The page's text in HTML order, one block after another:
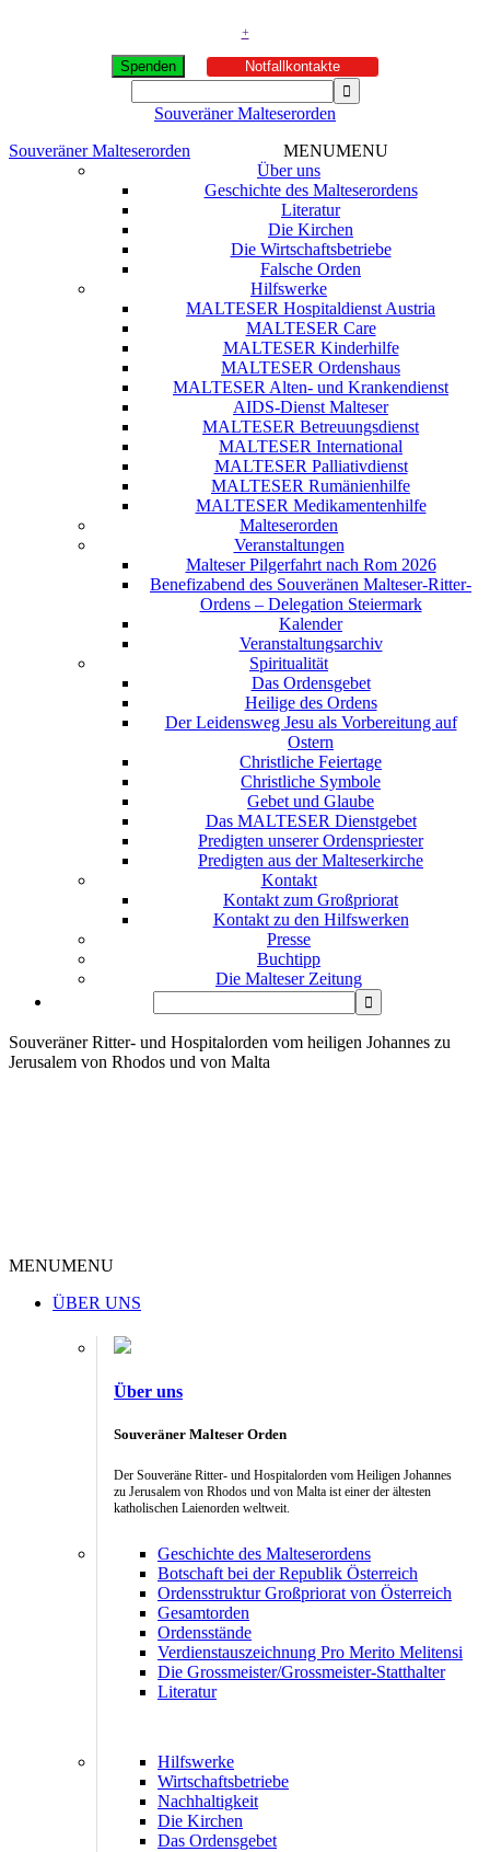
+
Spenden Notfallkontakte
Souveräner Malteserorden
Souveräner Malteserorden
MENUMENU
Über uns
Geschichte des Malteserordens
Literatur
Die Kirchen
Die Wirtschaftsbetriebe
Falsche Orden
Hilfswerke
MALTESER Hospitaldienst Austria
MALTESER Care
MALTESER Kinderhilfe
MALTESER Ordenshaus
MALTESER Alten- und Krankendienst
AIDS-Dienst Malteser
MALTESER Betreuungsdienst
MALTESER International
MALTESER Palliativdienst
MALTESER Rumänienhilfe
MALTESER Medikamentenhilfe
Malteserorden
Veranstaltungen
Malteser Pilgerfahrt nach Rom 2026
Benefizabend des Souveränen Malteser-Ritter-
Ordens – Delegation Steiermark
Kalender
Veranstaltungsarchiv
Spiritualität
Das Ordensgebet
Heilige des Ordens
Der Leidensweg Jesu als Vorbereitung auf
Ostern
Christliche Feiertage
Christliche Symbole
Gebet und Glaube
Das MALTESER Dienstgebet
Predigten unserer Ordenspriester
Predigten aus der Malteserkirche
Kontakt
Kontakt zum Großpriorat
Kontakt zu den Hilfswerken
Presse
Buchtipp
Die Malteser Zeitung
Souveräner Ritter- und Hospitalorden vom heiligen Johannes zu
Jerusalem von Rhodos und von Malta
MENUMENU
ÜBER UNS
Über uns
Souveräner Malteser Orden
Der Souveräne Ritter- und Hospitalorden vom Heiligen Johannes
zu Jerusalem von Rhodos und von Malta ist einer der ältesten
katholischen Laienorden weltweit.
Geschichte des Malteserordens
Botschaft bei der Republik Österreich
Ordensstruktur Großpriorat von Österreich
Gesamtorden
Ordensstände
Verdienstauszeichnung Pro Merito Melitensi
Die Grossmeister/Grossmeister-Statthalter
Literatur
Hilfswerke
Wirtschaftsbetriebe
Nachhaltigkeit
Die Kirchen
Das Ordensgebet